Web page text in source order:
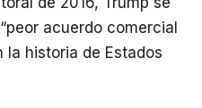
acuerdo comercial
la historia de Estados